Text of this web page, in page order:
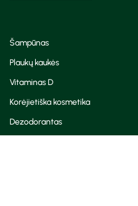
Šampūnas
Plaukų kaukės
Vitaminas D
Korėjietiška kosmetika
Dezodorantas